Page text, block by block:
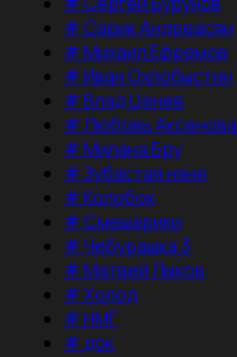
#Сарик Андреасян
#Михаил Ефремов
#Иван Охлобыстин
#Влад Ценев
#Любовь Аксенова
#Милана Бру
#Зубастая няня
#Колобок
#Смешарики
#Чебурашка 3
#Матвей Лыков
#Холод
#НМГ
#док